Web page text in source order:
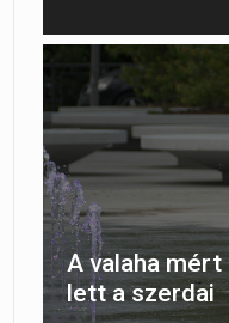
A valaha
lett a szerdai